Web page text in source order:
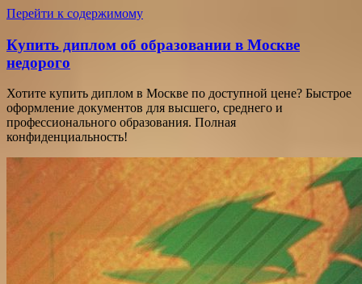
Перейти к содержимому
Купить диплом об образовании в Москве
недорого
Хотите купить диплом в Москве по доступной цене? Быстрое
оформление документов для высшего, среднего и
профессионального образования. Полная
конфиденциальность!